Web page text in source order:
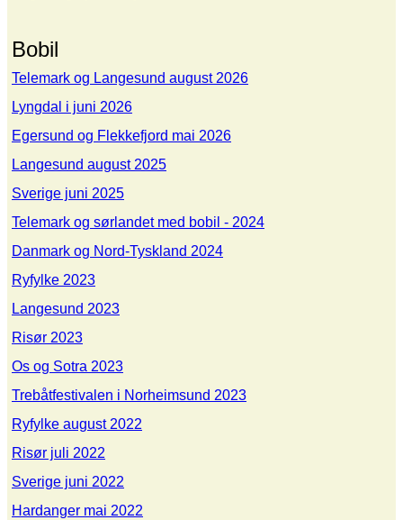
Bobil
Telemark og Langesund august 2026
Lyngdal i juni 2026
Egersund og Flekkefjord mai 2026
Langesund august 2025
Sverige juni 2025
Telemark og sørlandet med bobil - 2024
Danmark og Nord-Tyskland 2024
Ryfylke 2023
Langesund 2023
Risør 2023
Os og Sotra 2023
Trebåtfestivalen i Norheimsund 2023
Ryfylke august 2022
Risør juli 2022
Sverige juni 2022
Hardanger mai 2022